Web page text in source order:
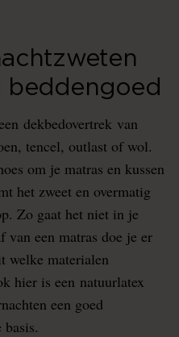
beddengoed
dekbedovertrek van
tencel, outlast of wol.
om je matras en kussen
het zweet en overmatig
Zo gaat het niet in je
van een matras doe je er
welke materialen
hier is een natuurlatex
een goed